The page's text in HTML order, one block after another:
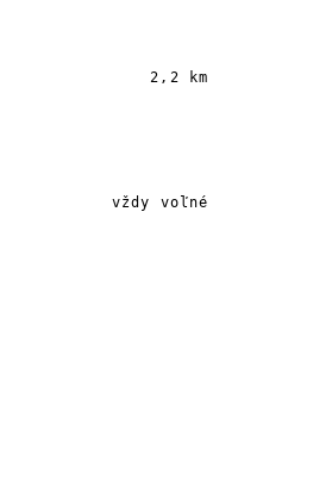
2,2 km
vždy voľné